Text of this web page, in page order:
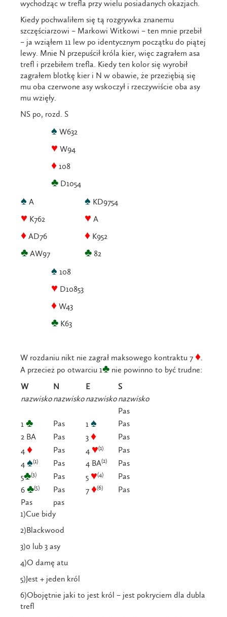
wychodząc w trefla przy wielu posiadanych okazjach.
Kiedy pochwaliłem się tą rozgrywka znanemu
szczęściarzowi – Markowi Witkowi – ten mnie przebił
– ja wziąłem 11 lew po identycznym początku do piątej
lewy. Mnie N przepuścił króla kier, więc zagrałem asa
trefl i przebiłem trefla. Kiedy ten kolor się wyrobił
zagrałem blotkę kier i N w obawie, że przeziębią się
mu oba czerwone asy wskoczył i rzeczywiście oba asy
mu wzięły.
NS po, rozd. S
♠ W632
♥ W94
♦ 108
♣ D1054
♠ A
♥ K762
♦ AD76
♣ AW97
♠ KD9754
♥ A
♦ K952
♣ 82
♠ 108
♥ D10853
♦ W43
♣ K63
W rozdaniu nikt nie zagrał maksowego kontraktu 7 ♦.
A przecież po otwarciu 1♣ nie powinno to być trudne:
W
N E
S
nazwiskonazwiskonazwiskonazwisko
Pas
1 ♣ Pas 1 ♠
Pas
2 BA
Pas 3 ♦
Pas
4 ♦ Pas 4 ♥(1)
Pas
4 ♠(1) Pas 4 BA(2)
Pas
5♣(3) Pas 5 ♥(4)
Pas
6 ♣(5) Pas 7 ♦(6)
Pas
Pas
pas
1)Cue bidy
2)Blackwood
3)0 lub 3 asy
4)O damę atu
5)Jest + jeden król
6)Obojętnie jaki to jest król – jest pokryciem dla dubla
trefl